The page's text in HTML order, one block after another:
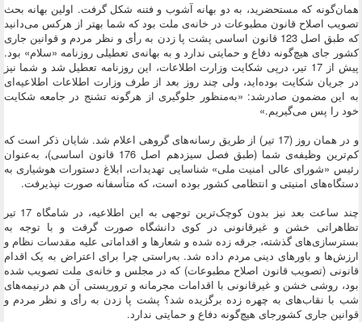
همان‌گونه که مستحضرید، به دو بهانه آشوب و فتنه شکل گرفت. اولین بهانه بحث
تصویب اصلاح قانون مطبوعات در خانه‌ی ملت بود که شما بهتر از هرکس می‌دانید
که طبق اصل 123 قانون اساسی پشت پا زدن به رأی و نظر مردم و قوانین جاری
کشور جای هیچ‌گونه دفاع و حمایتی ندارد و به بهانه‌ی تعطیلی روزنامه «سلام» بود.
پیش از 17 تیر، درپی شکایت وزارت اطلاعات، این روزنامه تعطیل شد و شما نیز
در جریان شکایت بوده‌اید، ولی چند روز بعد از طرف وزارت اطلاعات اطلاعیه‌ای
به این مضمون صادرشد: «به‌منظور جلوگیری از هرگونه تشنج در جامعه شکایت
خود را پس می‌گیریم.»
و در همان روز (17 تیر) از طریق رسانه‌های گروهی اعلام شد. شایان ذکر است که
کم‌ترین وظیفه‌ی شما (طبق فصل سیزدهم اصل 176 قانون اساسی)، به‌عنوان
رئیس «شورای عالی امنیت ملی» شناسایی تهدیدات، ابلاغ دستورات هوشیاری به
دستگاه‌های امنیتی و انتظامی کشور بوده است، که متأسفانه صورت نپذیرفت.
چند ساعت بعد نیز بدون کوچک‌ترین توجهی به این اطلاعیه، در شامگاه 17 تیر
تظاهراتی خشن و غیرقانونی در کوی دانشگاه صورت گرفت و با توجه به
بسترسازی‌های گذشته، جرقه زده شده و شعارها و اقداماتی علیه مقدسات نظام و
ارزش‌ها و باورهای دینی مردم داده شد. به‌راستی چرا برای اعتراض به یک اقدام
قانونی (تصویب قانون اصلاح مطبوعات) که در مجلس و خانه‌ی ملت تصویب شده
بود، روشی خشن و غیرقانونی با اقدامات مجرمانه و تروریستی آن هم درنیمه‌های
شب با نقاب‌های به چهره زده برگزیده شد؟ پشت پا زدن به رأی و نظر مردم و
قوانین جاری کشورجای هیچ‌گونه دفاع و حمایتی ندارد.